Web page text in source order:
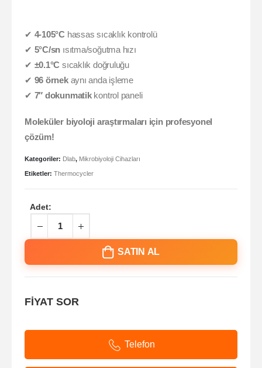
✔ 4-105°C hassas sıcaklık kontrolü
✔ 5°C/sn ısıtma/soğutma hızı
✔ ±0.1°C sıcaklık doğruluğu
✔ 96 örnekaynı anda işleme
✔ 7″ dokunmatikkontrol paneli
Moleküler biyoloji araştırmaları için profesyonel
çözüm!
Kategoriler: Dlab, Mikrobiyoloji Cihazları
Etiketler: Thermocycler
Adet:
SATIN AL
FİYAT SOR
Telefon